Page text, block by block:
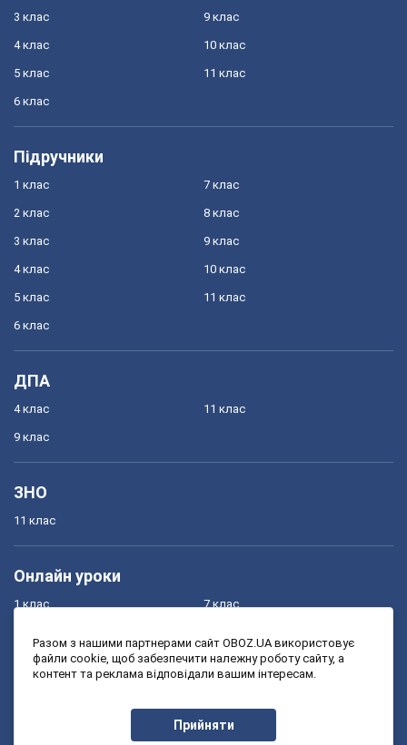
3 клас
4 клас
5 клас
6 клас
9 клас
10 клас
11 клас
Підручники
1 клас
2 клас
3 клас
4 клас
5 клас
6 клас
7 клас
8 клас
9 клас
10 клас
11 клас
ДПА
4 клас
9 клас
11 клас
ЗНО
11 клас
Онлайн уроки
1 клас
3 клас
7 клас
9 клас
Разом з нашими партнерами сайт OBOZ.UA використовує
файли cookie, щоб забезпечити належну роботу сайту, а
контент та реклама відповідали вашим інтересам.
Прийняти